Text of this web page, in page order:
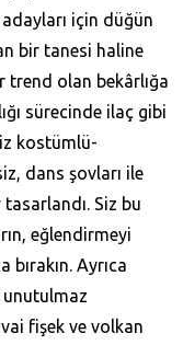
için düğün
bir tanesi haline
trend olan bekârlığa
sürecinde ilaç gibi
kostümlü-
dans şovları ile
Siz bu
eğlendirmeyi
Ayrıca
fişek ve volkan